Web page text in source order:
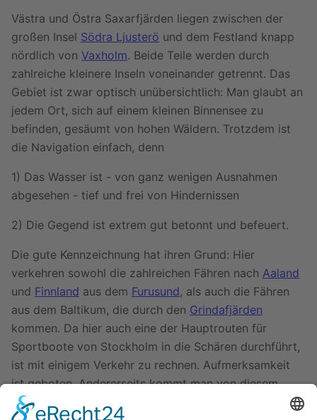
Västra und Östra Saxarfjärden liegen zwischen der
großen Insel Södra Ljusterö und dem Festland knapp
nördlich von Vaxholm. Beide Teile werden durch
zahlreiche kleinere Inseln voneinander getrennt. Das
Gebiet ist zwar optisch unübersichtlich: Man glaubt an
jedem Ort, sich auf einem kleinen Binnensee zu
befinden, gesäumt von hohen Wäldern. Trotzdem ist
die Navigation einfach, denn
1) Das Wasser ist - von ganz wenigen Ausnahmen
abgesehen - tief und frei von Hindernissen
2) Die Gegend ist extrem gut betonnt und befeuert.
Die gute Kennzeichnung hat ihren Grund: Hier
verkehren sowohl die zahlreichen Fähren nach Aaland
und Finnland aus dem Furusund, als auch die Fähren
aus dem Baltikum, die durch den Grindafjärden
kommen. Da hier auch eine der Hauptrouten für
Sportboote von Stockholm in die Schären durchführt,
ist mit einigem Verkehr zu rechnen. Aufmerksamkeit
ist geboten. Andererseits kommt man von diesem
Gewässer wirklich überall hin - das Gegenteil von einer